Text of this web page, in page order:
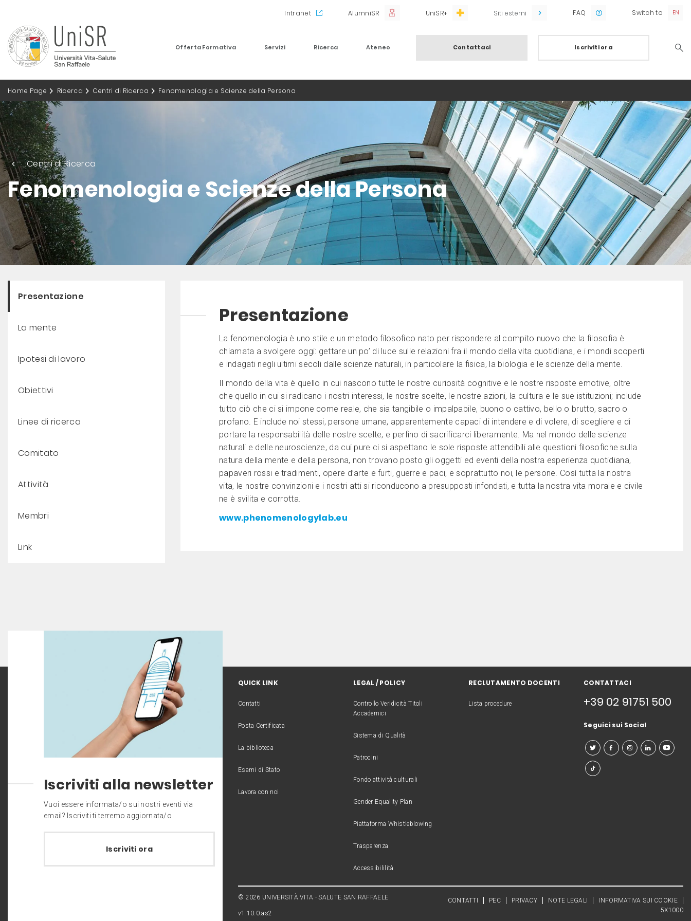
Intranet AlumniSR UniSR+ Siti esterni FAQ Switch to
Offerta Formativa Servizi Ricerca Ateneo Contattaci Iscriviti ora
Home Page Ricerca Centri di Ricerca Fenomenologia e Scienze della Persona
Centri di Ricerca
Fenomenologia e Scienze della Persona
Presentazione
La mente
Ipotesi di lavoro
Obiettivi
Linee di ricerca
Comitato
Attività
Membri
Link
Presentazione
La fenomenologia è uno stile e un metodo filosofico nato per rispondere al compito nuovo che la filosofia è
chiamata a svolgere oggi: gettare un po’ di luce sulle relazioni fra il mondo della vita quotidiana, e i mondi scoperti
e indagati negli ultimi secoli dalle scienze naturali, in particolare la fisica, la biologia e le scienze della mente.
Il mondo della vita è quello in cui nascono tutte le nostre curiosità cognitive e le nostre risposte emotive, oltre
che quello in cui si radicano i nostri interessi, le nostre scelte, le nostre azioni, la cultura e le sue istituzioni; include
tutto ciò che ci si impone come reale, che sia tangibile o impalpabile, buono o cattivo, bello o brutto, sacro o
profano. E include noi stessi, persone umane, apparentemente capaci di intendere e di volere, di scegliere e di
portare la responsabilità delle nostre scelte, e perfino di sacrificarci liberamente. Ma nel mondo delle scienze
naturali e delle neuroscienze, da cui pure ci si aspettano le sole risposte attendibili alle questioni filosofiche sulla
natura della mente e della persona, non trovano posto gli oggetti ed eventi della nostra esperienza quotidiana,
papaveri rossi e tradimenti, opere d’arte e furti, guerre e paci, e soprattutto noi, le persone. Così tutta la nostra
vita, le nostre convinzioni e i nostri atti si riconducono a presupposti infondati, e tutta la nostra vita morale e civile
ne è svilita e corrotta.
www.phenomenologylab.eu
Iscriviti alla newsletter
Vuoi essere informata/o sui nostri eventi via
email? Iscriviti ti terremo aggiornata/o
Iscriviti ora
QUICK LINK
Contatti
Posta Certificata
La biblioteca
Esami di Stato
Lavora con noi
LEGAL / POLICY
Controllo Veridicità Titoli
Accademici
Sistema di Qualità
Patrocini
Fondo attività culturali
Gender Equality Plan
Piattaforma Whistleblowing
Trasparenza
Accessibililità
RECLUTAMENTO DOCENTI
Lista procedure
CONTATTACI
+39 02 91751 500
Seguici sui Social
© 2026 UNIVERSITÀ VITA - SALUTE SAN RAFFAELE
v1.10.0.as2
CONTATTI PEC PRIVACY NOTE LEGALI
INFORMATIVA SUI COOKIE
5X1000